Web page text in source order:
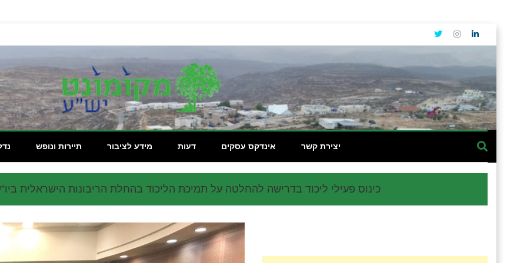
תיירות ונופש מידע לציבור דעות אינדקס עסקים יצירת קשר
כינוס פעילי ליכוד בדרישה להחלטה על תמיכת הליכוד בהחלת הריבונות הישראלית